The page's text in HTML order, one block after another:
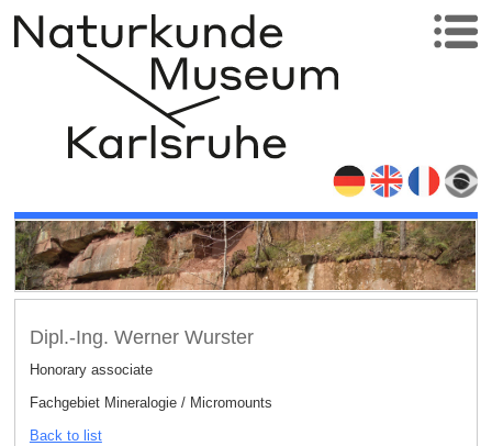
Dipl.-Ing. Werner Wurster
Honorary associate
Fachgebiet Mineralogie / Micromounts
Back to list